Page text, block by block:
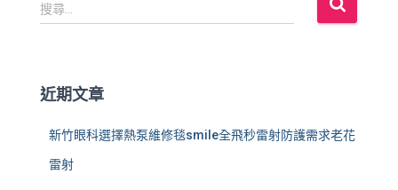
尋
:
搜尋...
近期文章
新竹眼科選擇熱泵維修毯smile全飛秒雷射防護需求老花
雷射